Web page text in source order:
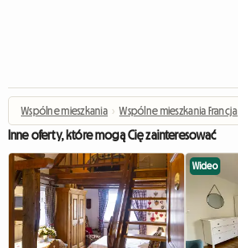
Wspólne mieszkania › Wspólne mieszkania Francja
Inne oferty, które mogą Cię zainteresować
Wideo